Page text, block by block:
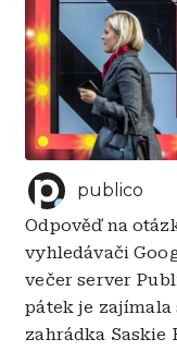
publico
Odpověď na
vyhledávači
večer server
pátek je zajímala
zahrádka Saskie